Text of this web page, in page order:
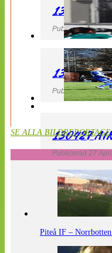
130427 IF
Publicerad 27
130427
Publicerad 27
130427
Publicerad 27
SE ALLA BILDREPORTAGE
Piteå IF –